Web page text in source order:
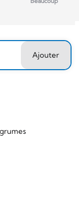
Ajouter